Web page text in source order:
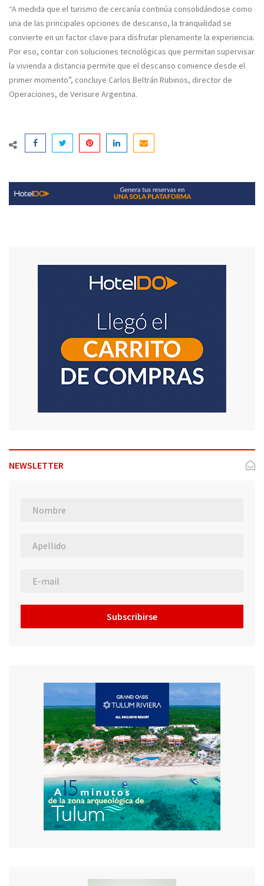
“A medida que el turismo de cercanía continúa consolidándose como
una de las principales opciones de descanso, la tranquilidad se
convierte en un factor clave para disfrutar plenamente la experiencia.
Por eso, contar con soluciones tecnológicas que permitan supervisar
la vivienda a distancia permite que el descanso comience desde el
primer momento”, concluye Carlos Beltrán Rubinos, director de
Operaciones, de Verisure Argentina.
NEWSLETTER
Subscribirse